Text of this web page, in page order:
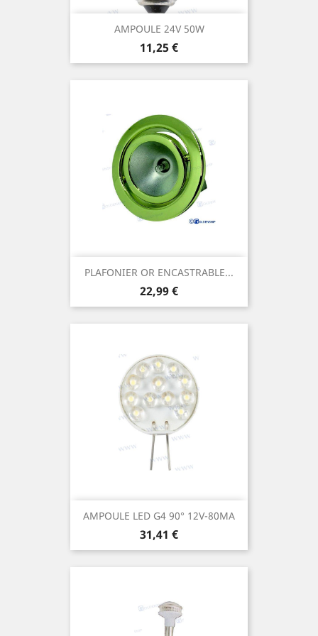
AMPOULE 24V 50W
Prix
11,25 €
PLAFONIER OR ENCASTRABLE...
Prix
22,99 €
AMPOULE LED G4 90° 12V-80MA
Prix
31,41 €